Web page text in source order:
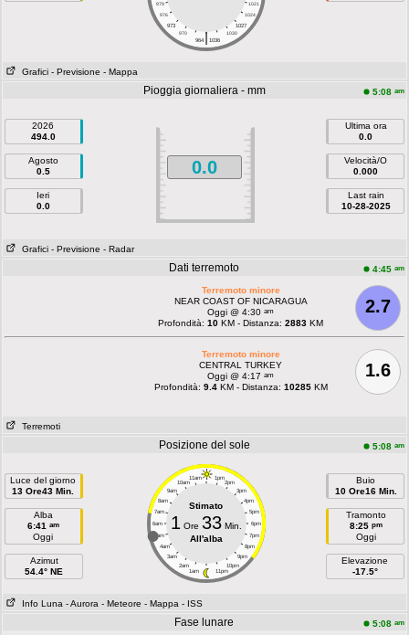
979
1021
976
1024
973
1027
970
1030
|
964 1036
Grafici - Previsione - Mappa
Pioggia giornaliera - mm 5:08 am
2026
494.0
Agosto
0.5
Ieri
0.0
0.0
Ultima ora
0.0
Velocità/O
0.000
Last rain
10-28-2025
Grafici - Previsione - Radar
Dati terremoto 4:45 am
2.7
Terremoto minore
NEAR COAST OF NICARAGUA
Oggi @ 4:30am
Profondità:10 KM - Distanza:2883 KM
1.6
Terremoto minore
CENTRAL TURKEY
Oggi @ 4:17am
Profondità: 9.4KM - Distanza: 10285KM
Terremoti
Posizione del sole 5:08 am
Luce del giorno
13 Ore43 Min.
Alba
6:41 am
Oggi
Azimut
54.4° NE
11am 1pm
10am 2pm
9am 3pm
8am 4pm
7am 5pm
6am 6pm
5am 7pm
4am 8pm
3am 9pm
2am 10pm
1am 11pm
Stimato
1 Ore 33Min.
All'alba
Buio
10 Ore16 Min.
Tramonto
8:25 pm
Oggi
Elevazione
-17.5°
Info Luna - Aurora - Meteore - Mappa - ISS
Fase lunare 5:08 am